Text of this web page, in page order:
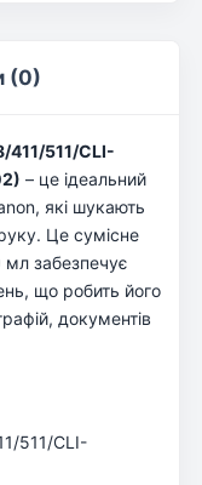
(0)
411/511/CLI-
– це ідеальний
які шукають
Це сумісне
забезпечує
що робить його
документів
511/CLI-